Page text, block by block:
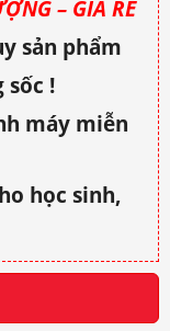
– GIÁ RẺ
sản phẩm
sốc !
máy miễn
học sinh,